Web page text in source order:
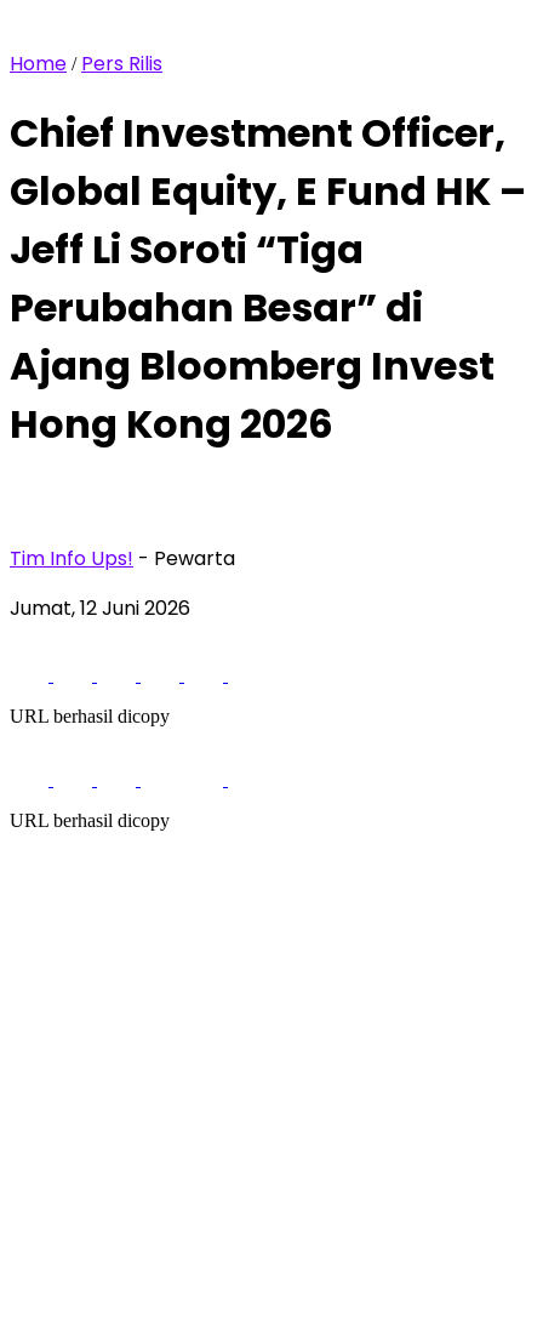
Home / Pers Rilis
Chief Investment Officer,
Global Equity, E Fund HK –
Jeff Li Soroti “Tiga
Perubahan Besar” di
Ajang Bloomberg Invest
Hong Kong 2026
Tim Info Ups! - Pewarta
Jumat, 12 Juni 2026
URL berhasil dicopy
URL berhasil dicopy